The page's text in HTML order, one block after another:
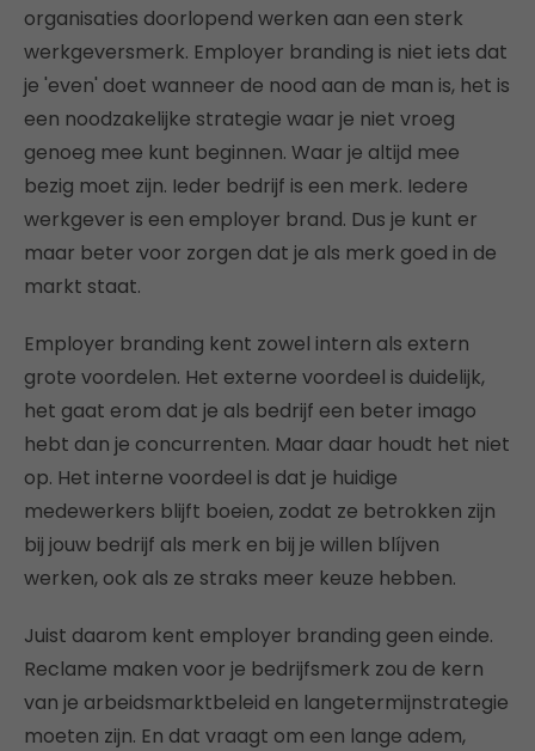
organisaties doorlopend werken aan een sterk
werkgeversmerk. Employer branding is niet iets dat
je 'even' doet wanneer de nood aan de man is, het is
een noodzakelijke strategie waar je niet vroeg
genoeg mee kunt beginnen. Waar je altijd mee
bezig moet zijn. Ieder bedrijf is een merk. Iedere
werkgever is een employer brand. Dus je kunt er
maar beter voor zorgen dat je als merk goed in de
markt staat.
Employer branding kent zowel intern als extern
grote voordelen. Het externe voordeel is duidelijk,
het gaat erom dat je als bedrijf een beter imago
hebt dan je concurrenten. Maar daar houdt het niet
op. Het interne voordeel is dat je huidige
medewerkers blijft boeien, zodat ze betrokken zijn
bij jouw bedrijf als merk en bij je willen blíjven
werken, ook als ze straks meer keuze hebben.
Juist daarom kent employer branding geen einde.
Reclame maken voor je bedrijfsmerk zou de kern
van je arbeidsmarktbeleid en langetermijnstrategie
moeten zijn. En dat vraagt om een lange adem,